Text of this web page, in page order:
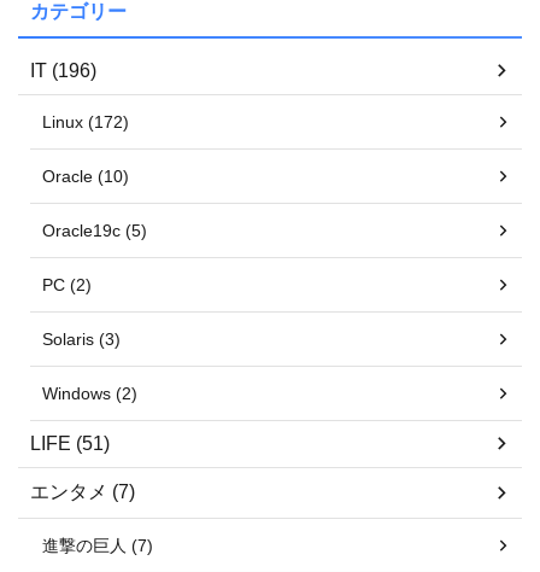
カテゴリー
IT (196)
Linux (172)
Oracle (10)
Oracle19c (5)
PC (2)
Solaris (3)
Windows (2)
LIFE (51)
エンタメ (7)
進撃の巨人 (7)